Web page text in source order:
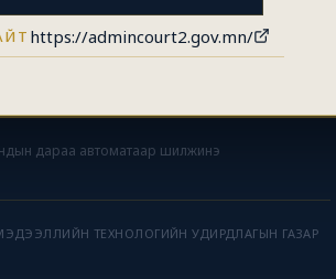
https://admincourt2.gov.mn/
дараа автоматаар шилжинэ
ТЕХНОЛОГИЙН УДИРДЛАГЫН ГАЗАР